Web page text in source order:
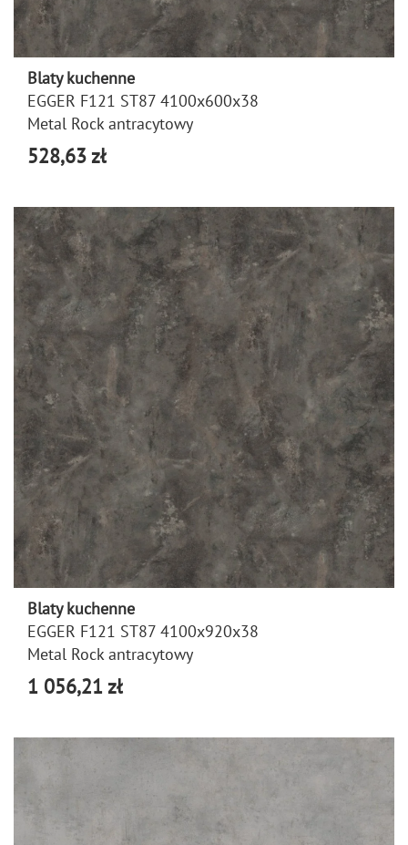
Blaty kuchenne
EGGER F121 ST87 4100x600x38
Metal Rock antracytowy
528,63 zł
Blaty kuchenne
EGGER F121 ST87 4100x920x38
Metal Rock antracytowy
1 056,21 zł